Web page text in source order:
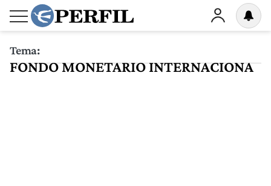
Tema:
FONDO MONETARIO INTERNACIONA